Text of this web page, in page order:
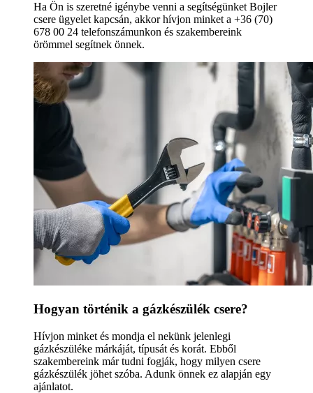
Ha Ön is szeretné igénybe venni a segítségünket Bojler
csere ügyelet kapcsán, akkor hívjon minket a +36 (70)
678 00 24 telefonszámunkon és szakembereink
örömmel segítnek önnek.
Hogyan történik a gázkészülék csere?
Hívjon minket és mondja el nekünk jelenlegi
gázkészüléke márkáját, típusát és korát. Ebből
szakembereink már tudni fogják, hogy milyen csere
gázkészülék jöhet szóba. Adunk önnek ez alapján egy
ajánlatot.